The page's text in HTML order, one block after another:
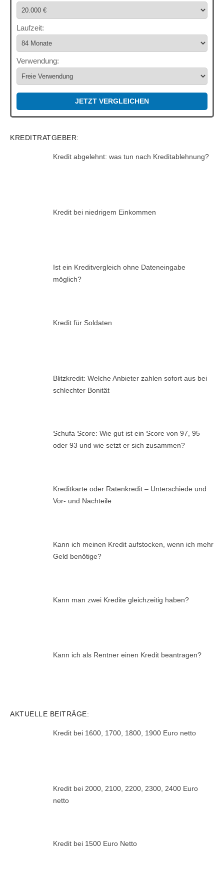
Laufzeit:
Verwendung:
JETZT VERGLEICHEN
KREDITRATGEBER:
Kredit abgelehnt: was tun nach Kreditablehnung?
Kredit bei niedrigem Einkommen
Ist ein Kreditvergleich ohne Dateneingabe
möglich?
Kredit für Soldaten
Blitzkredit: Welche Anbieter zahlen sofort aus bei
schlechter Bonität
Schufa Score: Wie gut ist ein Score von 97, 95
oder 93 und wie setzt er sich zusammen?
Kreditkarte oder Ratenkredit – Unterschiede und
Vor- und Nachteile
Kann ich meinen Kredit aufstocken, wenn ich mehr
Geld benötige?
Kann man zwei Kredite gleichzeitig haben?
Kann ich als Rentner einen Kredit beantragen?
AKTUELLE BEITRÄGE:
Kredit bei 1600, 1700, 1800, 1900 Euro netto
Kredit bei 2000, 2100, 2200, 2300, 2400 Euro
netto
Kredit bei 1500 Euro Netto